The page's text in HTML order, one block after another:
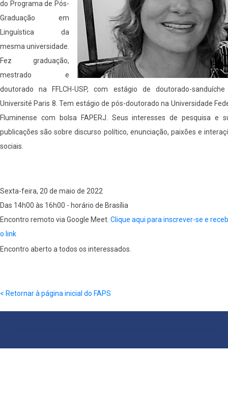
do Programa de Pós-
Graduação em
Linguística da
mesma universidade.
Fez graduação,
mestrado e
doutorado na FFLCH-USP, com estágio de doutorado-
Université Paris 8. Tem estágio de pós-doutorado na Universidade
Fluminense com bolsa FAPERJ. Seus interesses de pesquisa e
publicações são sobre discurso político, enunciação, paixões e
sociais.
Sexta-feira, 20 de maio de 2022
Das 14h00 às 16h00 - horário de Brasília
Encontro remoto via Google Meet. Clique aqui para inscrever-se e
o link
Encontro aberto a todos os interessados.
< Retornar à página inicial do FAPS